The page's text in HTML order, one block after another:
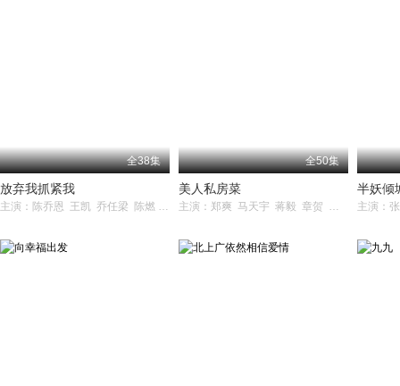
全38集
放弃我抓紧我
主演：陈乔恩 王凯 乔任梁 陈燃 张轩睿 张铎
全50集
美人私房菜
主演：郑爽 马天宇 蒋毅 章贺 吴其江 王纯 白雨 苑琼丹
半妖倾